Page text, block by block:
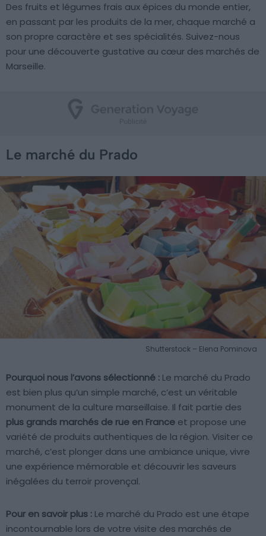
Des fruits et légumes frais aux épices du monde entier,
en passant par les produits de la mer, chaque marché a
son propre caractère et ses spécialités. Suivez-nous
pour une découverte gustative au cœur des marchés de
Marseille.
Le marché du Prado
Shutterstock – Elena Pominova
Pourquoi nous l’avons sélectionné : Le marché du Prado
est bien plus qu’un simple marché, c’est un véritable
monument de la culture marseillaise. Il fait partie des
plus grands marchés de rue en France et propose une
variété de produits authentiques de la région. Visiter ce
marché, c’est plonger dans une ambiance unique, vivre
une expérience mémorable et découvrir les saveurs
inégalées du terroir provençal.
Pour en savoir plus : Le marché du Prado est une étape
incontournable lors de votre visite des marchés de